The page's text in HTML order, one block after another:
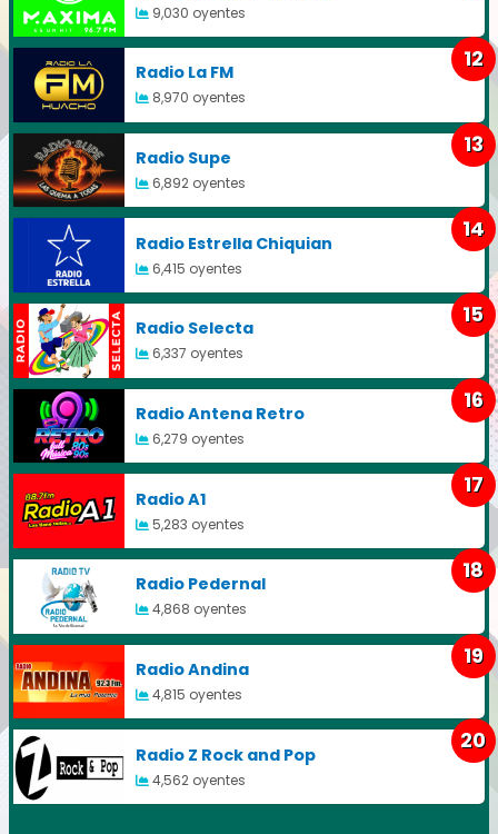
9,030 oyentes
Radio La FM
8,970 oyentes
12
Radio Supe
6,892 oyentes
13
Radio Estrella Chiquian
6,415 oyentes
14
Radio Selecta
6,337 oyentes
15
Radio Antena Retro
6,279 oyentes
16
Radio A1
5,283 oyentes
17
Radio Pedernal
4,868 oyentes
18
Radio Andina
4,815 oyentes
19
Radio Z Rock and Pop
4,562 oyentes
20